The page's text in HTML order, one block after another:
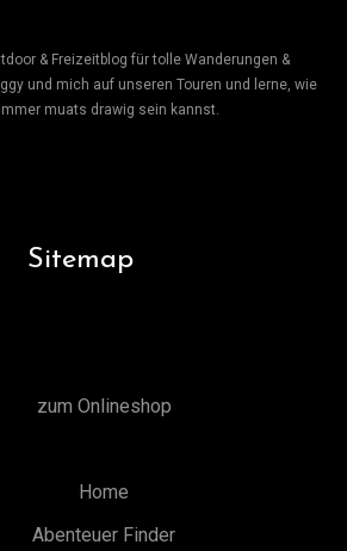
& Freizeitblog für tolle Wanderungen &
und mich auf unseren Touren und lerne, wie
muats drawig sein kannst.
Sitemap
zum Onlineshop
Home
Abenteuer Finder